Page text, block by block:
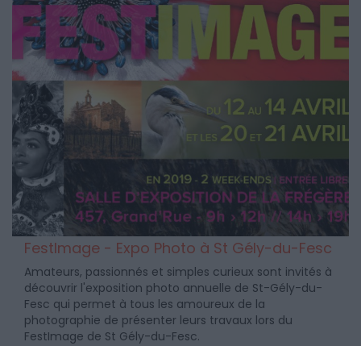
FestImage - Expo Photo à St Gély-du-Fesc
Amateurs, passionnés et simples curieux sont invités à
découvrir l'exposition photo annuelle de St-Gély-du-
Fesc qui permet à tous les amoureux de la
photographie de présenter leurs travaux lors du
FestImage de St Gély-du-Fesc.